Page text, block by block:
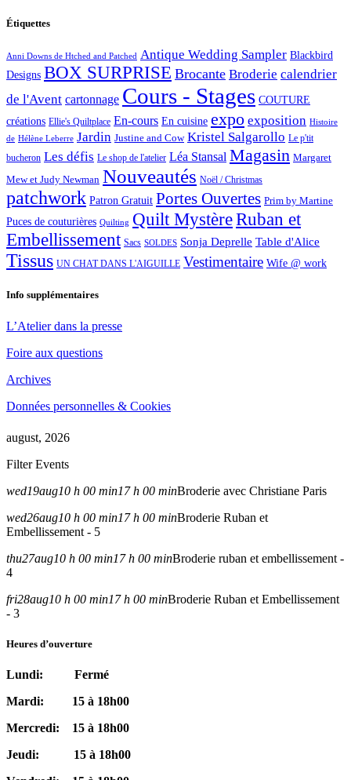
Étiquettes
Anni Downs de Htched and Patched Antique Wedding Sampler Blackbird
Designs BOX SURPRISE Brocante Broderie calendrier
de l'Avent cartonnage Cours - Stages COUTURE
créations Ellie's Quiltplace En-cours En cuisine expo exposition Histoire
de Hélène Leberre Jardin Justine and Cow Kristel Salgarollo Le p'tit
bucheron Les défis Le shop de l'atelier Léa Stansal Magasin Margaret
Mew et Judy Newman Nouveautés Noël / Christmas
patchwork Patron Gratuit Portes Ouvertes Prim by Martine
Puces de couturières Quilting Quilt MystèreRuban et
Embellissement Sacs SOLDES Sonja Deprelle Table d'Alice
Tissus UN CHAT DANS L'AIGUILLE Vestimentaire Wife @ work
Info supplémentaires
L’Atelier dans la presse
Foire aux questions
Archives
Données personnelles & Cookies
august, 2026
Filter Events
wed19aug10 h 00 min17 h 00 minBroderie avec Christiane Paris
wed26aug10 h 00 min17 h 00 minBroderie Ruban et
Embellissement - 5
thu27aug10 h 00 min17 h 00 minBroderie ruban et embellissement -
4
fri28aug10 h 00 min17 h 00 minBroderie Ruban et Embellissement
- 3
Heures d’ouverture
Lundi: Fermé
Mardi: 15 à 18h00
Mercredi: 15 à 18h00
Jeudi: 15 à 18h00